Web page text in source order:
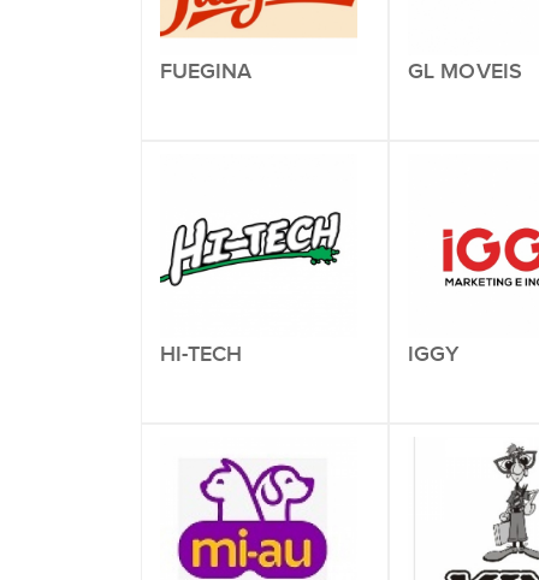
FUEGINA GL MOVEIS
HI-TECH IGGY